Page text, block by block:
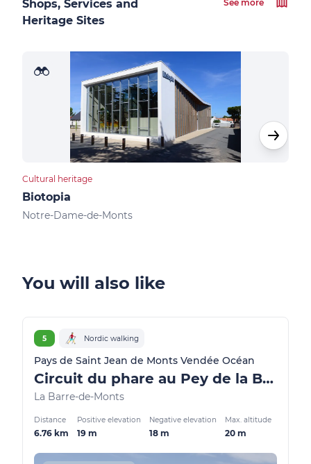
Shops, Services and
Heritage Sites
See more
Cultural heritage
Biotopia
Notre-Dame-de-Monts
You will also like
5 Nordic walking
Pays de Saint Jean de Monts Vendée Océan
Circuit du phare au Pey de la Blet
La Barre-de-Monts
Distance
6.76 km
Positive elevation
19 m
Negative elevation
18 m
Max. altitude
20 m